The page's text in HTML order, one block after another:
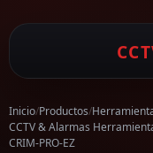
Inicio/Productos/
CCTV & Alarmas
CRIM-PRO-EZ